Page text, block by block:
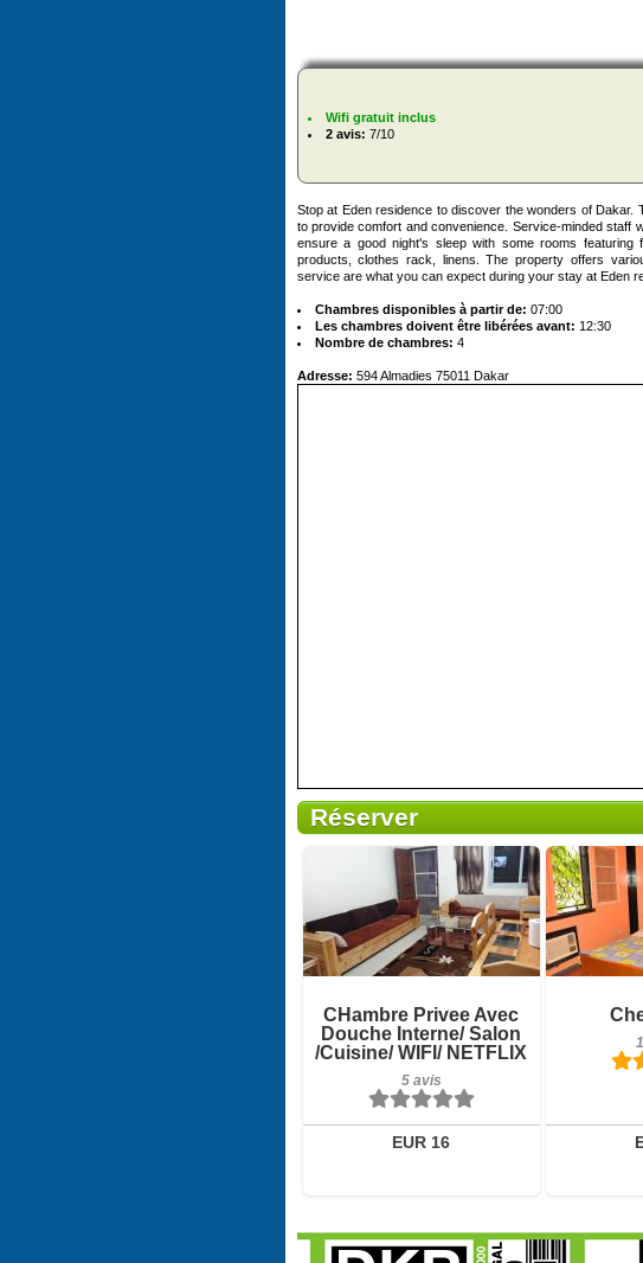
Wifi gratuit inclus
2 avis: 7/10
Stop at Eden residence to discover the wonders of
to provide comfort and convenience. Service-minded staff
ensure a good night's sleep with some rooms featuring
products, clothes rack, linens. The property offers
service are what you can expect during your stay at Eden
Chambres disponibles à partir de: 07:00
Les chambres doivent être libérées avant: 12:30
Nombre de chambres: 4
Adresse: 594 Almadies 75011 Dakar
Réserver
CHambre Privee Avec
Douche Interne/ Salon
/Cuisine/ WIFI/ NETFLIX
5 avis
EUR 16
5 avis
Détails
Réserver
Petit-